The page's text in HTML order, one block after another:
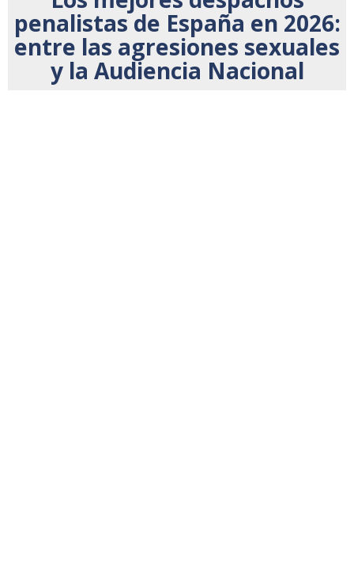
penalistas de España en 2026:
entre las agresiones sexuales
y la Audiencia Nacional